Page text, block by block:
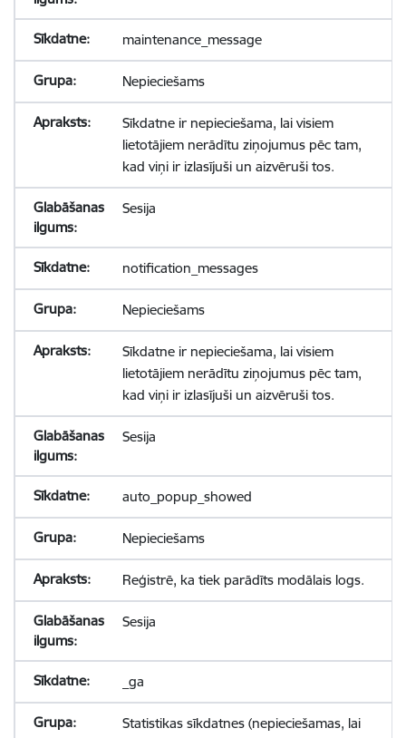
maintenance_message
Nepieciešams
Sīkdatne ir nepieciešama, lai visiem
lietotājiem nerādītu ziņojumus pēc tam,
kad viņi ir izlasījuši un aizvēruši tos.
Sesija
notification_messages
Nepieciešams
Sīkdatne ir nepieciešama, lai visiem
lietotājiem nerādītu ziņojumus pēc tam,
kad viņi ir izlasījuši un aizvēruši tos.
Sesija
auto_popup_showed
Nepieciešams
Reģistrē, ka tiek parādīts modālais logs.
Sesija
_ga
Statistikas sīkdatnes (nepieciešamas, lai